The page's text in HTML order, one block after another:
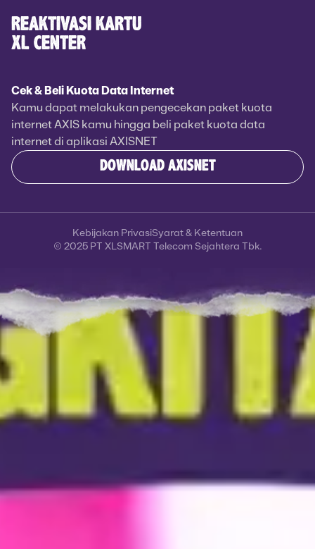
REAKTIVASI KARTU
XL CENTER
Cek & Beli Kuota Data Internet
Kamu dapat melakukan pengecekan paket kuota
internet AXIS kamu hingga beli paket kuota data
internet di aplikasi AXISNET
DOWNLOAD AXISNET
© 2025 PT XLSMART Telecom Sejahtera Tbk.
Kebijakan PrivasiSyarat & Ketentuan